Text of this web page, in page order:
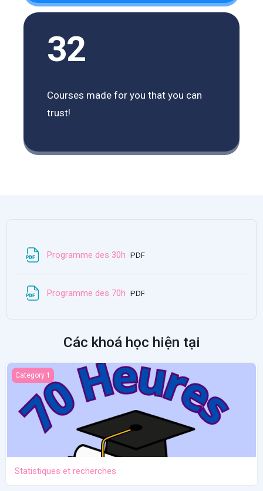
32
Courses made for you that you can
trust!
Programme des 30h File
PDF
Programme des 70h File
PDF
Các khoá học hiện tại
Statistiques et recherches
Category 1
Statistiques et recherches